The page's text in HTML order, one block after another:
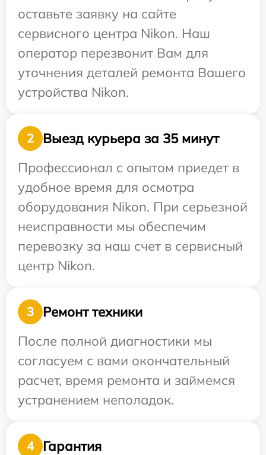
оставьте заявку на сайте
сервисного центра Nikon. Наш
оператор перезвонит Вам для
уточнения деталей ремонта Вашего
устройства Nikon.
2
Выезд курьера за 35 минут
Профессионал с опытом приедет в
удобное время для осмотра
оборудования Nikon. При серьезной
неисправности мы обеспечим
перевозку за наш счет в сервисный
центр Nikon.
3
Ремонт техники
После полной диагностики мы
согласуем с вами окончательный
расчет, время ремонта и займемся
устранением неполадок.
4 Гарантия